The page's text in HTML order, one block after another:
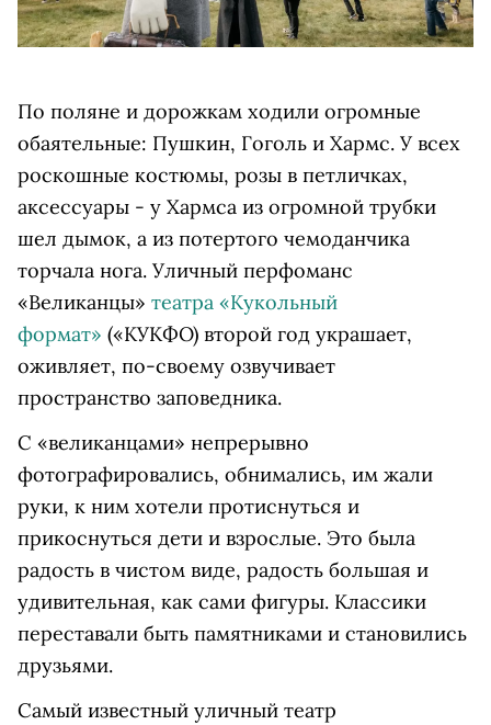
По поляне и дорожкам ходили огромные
обаятельные: Пушкин, Гоголь и Хармс. У всех
роскошные костюмы, розы в петличках,
аксессуары - у Хармса из огромной трубки
шел дымок, а из потертого чемоданчика
торчала нога. Уличный перфоманс
«Великанцы» театра «Кукольный
формат» («КУКФО) второй год украшает,
оживляет, по-своему озвучивает
пространство заповедника.
С «великанцами» непрерывно
фотографировались, обнимались, им жали
руки, к ним хотели протиснуться и
прикоснуться дети и взрослые. Это была
радость в чистом виде, радость большая и
удивительная, как сами фигуры. Классики
переставали быть памятниками и становились
друзьями.
Самый известный уличный театр